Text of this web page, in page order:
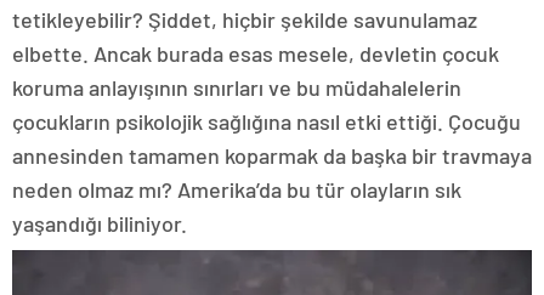
tetikleyebilir? Şiddet, hiçbir şekilde savunulamaz
elbette. Ancak burada esas mesele, devletin çocuk
koruma anlayışının sınırları ve bu müdahalelerin
çocukların psikolojik sağlığına nasıl etki ettiği. Çocuğu
annesinden tamamen koparmak da başka bir travmaya
neden olmaz mı? Amerika’da bu tür olayların sık
yaşandığı biliniyor.